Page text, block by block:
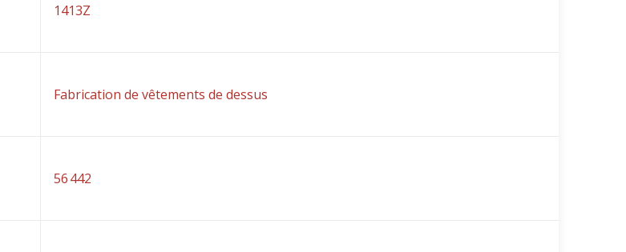
1413Z
Fabrication de vêtements de dessus
56 442